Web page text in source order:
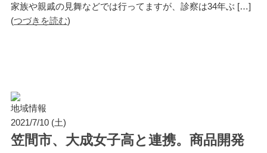
家族や親戚の見舞などでは行ってますが、診察は34年ぶ […]
(つづきを読む)
地域情報
2021/7/10 (土)
笠間市、大成女子高と連携。商品開発